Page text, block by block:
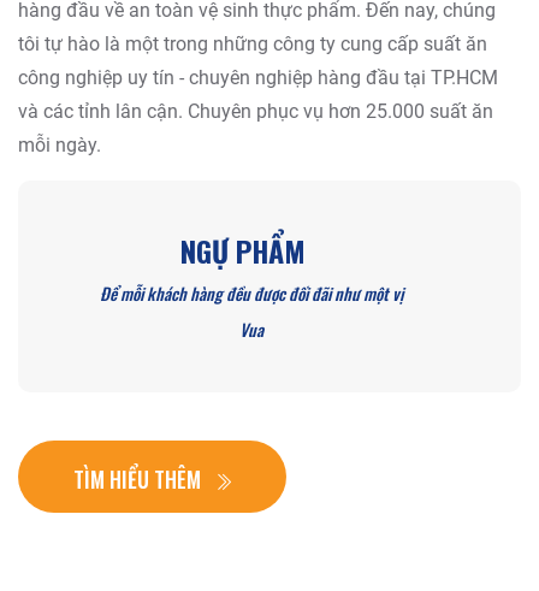
hàng đầu về an toàn vệ sinh thực phẩm. Đến nay, chúng
tôi tự hào là một trong những công ty cung cấp suất ăn
công nghiệp uy tín - chuyên nghiệp hàng đầu tại TP.HCM
và các tỉnh lân cận. Chuyên phục vụ hơn 25.000 suất ăn
mỗi ngày.
NGỰ PHẨM
Để mỗikhách hàng đều được đối đãi như một vị
Vua
TÌM HIỂU THÊM